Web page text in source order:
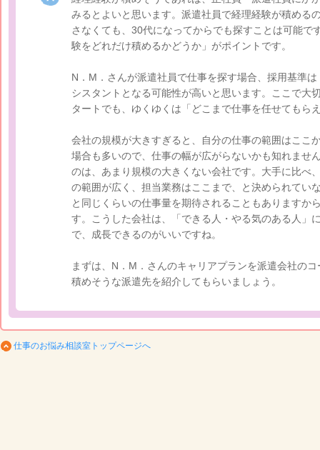
みるとよいと思います。派遣社員で経理経験が積める
さなくても、30代になってからでも探すことは可能で
験をどれだけ積めるかどうか」がポイントです。
N．M．さんが派遣社員で仕事を探す場合、採用基準
シスタントとなる可能性が高いと思います。ここで大
タートでも、ゆくゆくは「どこまで仕事を任せてもら
会社の規模が大きすぎると、自分の仕事の範囲はここ
場合も多いので、仕事の幅が広がらないかも知れませ
のは、あまり規模の大きくない会社です。大手に比べ
の範囲が広く、担当業務はここまで、と決められてい
と同じくらいの仕事量を期待されることもありますか
す。こうした会社は、「できる人・やる気のある人」
で、成長できるのがいいですね。
まずは、N．M．さんのキャリアプランを派遣会社の
積めそうな派遣先を紹介してもらいましょう。
仕事のお悩み相談室トップページへ